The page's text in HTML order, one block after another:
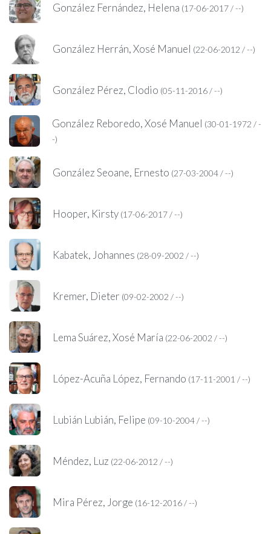
González Fernández, Helena (17-06-2017 / --)
González Herrán, Xosé Manuel (22-06-2012 / --)
González Pérez, Clodio (05-11-2016 / --)
González Reboredo, Xosé Manuel (30-01-1972 / -
-)
González Seoane, Ernesto (27-03-2004 / --)
Hooper, Kirsty (17-06-2017 / --)
Kabatek, Johannes (28-09-2002 / --)
Kremer, Dieter (09-02-2002 / --)
Lema Suárez, Xosé María (22-06-2002 / --)
López-Acuña López, Fernando (17-11-2001 / --)
Lubián Lubián, Felipe (09-10-2004 / --)
Méndez, Luz (22-06-2012 / --)
Mira Pérez, Jorge (16-12-2016 / --)